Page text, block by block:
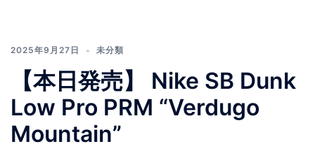
2025年9月27日 未分類
【本日発売】 Nike SB Dunk
Low Pro PRM “Verdugo
Mountain”